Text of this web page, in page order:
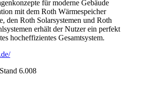
für moderne Gebäude
mit dem Roth Wärmespeicher
den Roth Solarsystemen und Roth
erhält der Nutzer ein perfekt
hocheffizientes Gesamtsystem.
6.008